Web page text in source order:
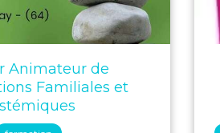
Animateur de
Familiales et